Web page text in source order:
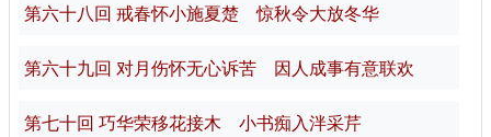
第六十八回 戒春怀小施夏楚 惊秋令大放冬华
第六十九回 对月伤怀无心诉苦 因人成事有意联欢
第七十回 巧华荣移花接木 小书痴入泮采芹